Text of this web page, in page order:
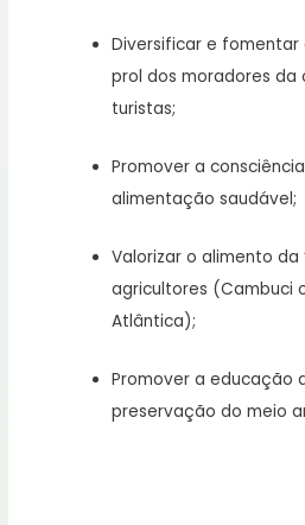
Diversificar e fomentar
prol dos moradores da
turistas;
Promover a
alimentação saudável;
Valorizar o alimento da
agricultores (Cambuci
Atlântica);
Promover a educação
preservação do meio